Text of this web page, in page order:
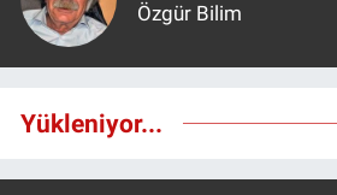
Özgür Bilim
Yükleniyor...